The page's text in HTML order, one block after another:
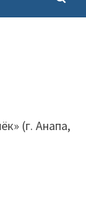
(г. Анапа,